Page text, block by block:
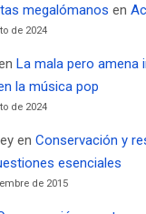
megalómanos en
de 2024
La mala pero amena
la música pop
de 2024
en Conservación y
esenciales
de 2015